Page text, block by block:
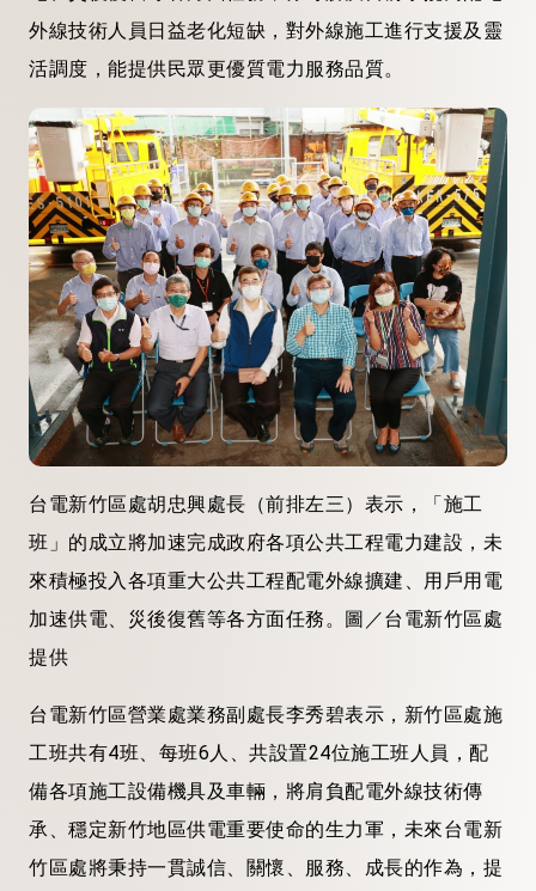
外線技術人員日益老化短缺，對外線施工進行支援及靈
活調度，能提供民眾更優質電力服務品質。
台電新竹區處胡忠興處長（前排左三）表示，「施工
班」的成立將加速完成政府各項公共工程電力建設，未
來積極投入各項重大公共工程配電外線擴建、用戶用電
加速供電、災後復舊等各方面任務。圖／台電新竹區處
提供
台電新竹區營業處業務副處長李秀碧表示，新竹區處施
工班共有4班、每班6人、共設置24位施工班人員，配
備各項施工設備機具及車輛，將肩負配電外線技術傳
承、穩定新竹地區供電重要使命的生力軍，未來台電新
竹區處將秉持一貫誠信、關懷、服務、成長的作為，提